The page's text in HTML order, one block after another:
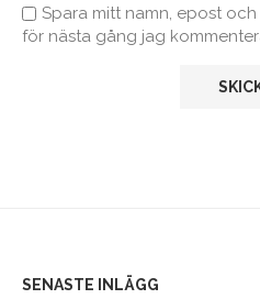
Spara mitt namn, epost
för nästa gång jag
SENASTE INLÄGG